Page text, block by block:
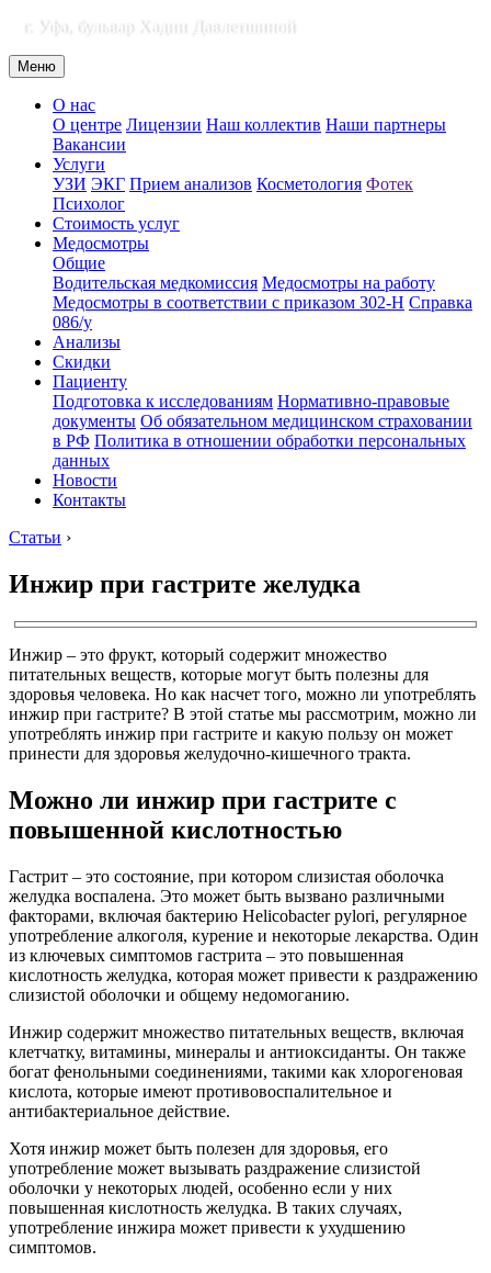
г. Уфа, бульвар Хадии Давлетшиной
Меню
О нас
О центре Лицензии Наш коллектив Наши партнеры
Вакансии
Услуги
УЗИ ЭКГ Прием анализов Косметология Фотек
Психолог
Стоимость услуг
Медосмотры
Общие
Водительская медкомиссия Медосмотры на работу
Медосмотры в соответствии с приказом 302-Н Справка
086/у
Анализы
Скидки
Пациенту
Подготовка к исследованиям Нормативно-правовые
документы Об обязательном медицинском страховании
в РФ Политика в отношении обработки персональных
данных
Новости
Контакты
Статьи ›
Инжир при гастрите желудка
Инжир – это фрукт, который содержит множество
питательных веществ, которые могут быть полезны для
здоровья человека. Но как насчет того, можно ли употреблять
инжир при гастрите? В этой статье мы рассмотрим, можно ли
употреблять инжир при гастрите и какую пользу он может
принести для здоровья желудочно-кишечного тракта.
Можно ли инжир при гастрите с
повышенной кислотностью
Гастрит – это состояние, при котором слизистая оболочка
желудка воспалена. Это может быть вызвано различными
факторами, включая бактерию Helicobacter pylori, регулярное
употребление алкоголя, курение и некоторые лекарства. Один
из ключевых симптомов гастрита – это повышенная
кислотность желудка, которая может привести к раздражению
слизистой оболочки и общему недомоганию.
Инжир содержит множество питательных веществ, включая
клетчатку, витамины, минералы и антиоксиданты. Он также
богат фенольными соединениями, такими как хлорогеновая
кислота, которые имеют противовоспалительное и
антибактериальное действие.
Хотя инжир может быть полезен для здоровья, его
употребление может вызывать раздражение слизистой
оболочки у некоторых людей, особенно если у них
повышенная кислотность желудка. В таких случаях,
употребление инжира может привести к ухудшению
симптомов.